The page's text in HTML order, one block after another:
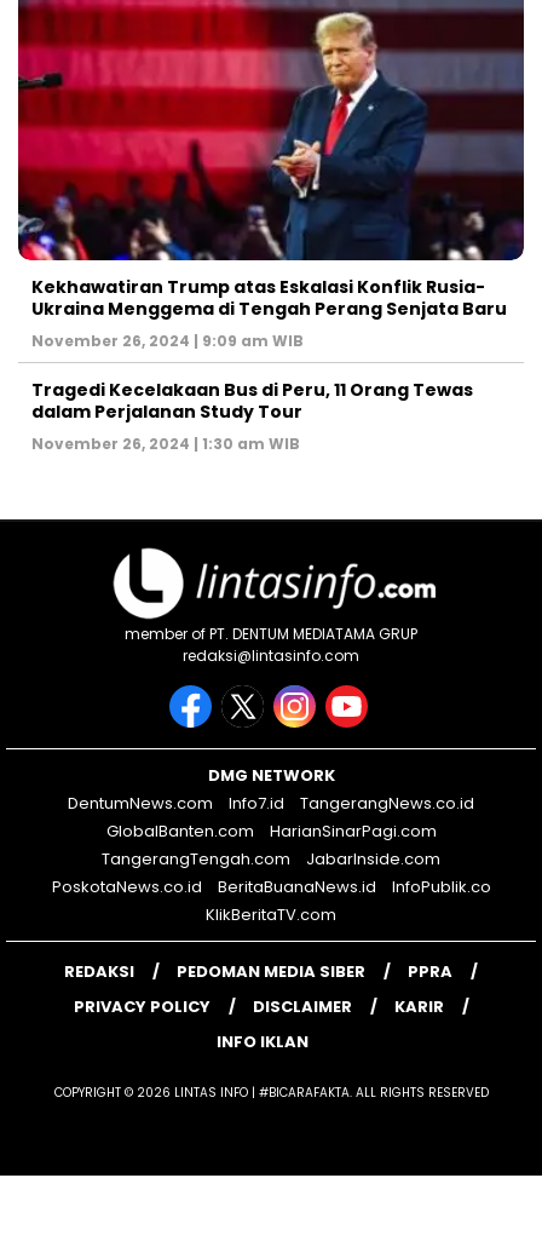
Kekhawatiran Trump atas Eskalasi Konflik Rusia-
Ukraina Menggema di Tengah Perang Senjata Baru
November 26, 2024 | 9:09 am WIB
Tragedi Kecelakaan Bus di Peru, 11 Orang Tewas
dalam Perjalanan Study Tour
November 26, 2024 | 1:30 am WIB
member of PT. DENTUM MEDIATAMA GRUP
redaksi@lintasinfo.com
DMG NETWORK
DentumNews.com
Info7.id
TangerangNews.co.id
GlobalBanten.com
HarianSinarPagi.com
TangerangTengah.com
JabarInside.com
PoskotaNews.co.id
BeritaBuanaNews.id
InfoPublik.co
KlikBeritaTV.com
REDAKSI PEDOMAN MEDIA SIBER
PPRA
PRIVACY POLICY
DISCLAIMER
KARIR
INFO IKLAN
COPYRIGHT © 2026 LINTAS INFO | #BICARAFAKTA. ALL RIGHTS RESERVED